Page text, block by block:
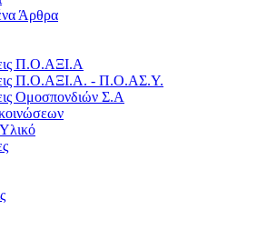
Άρθρα
Π.Ο.ΑΞΙ.Α
Π.Ο.ΑΞΙ.Α. - Π.Ο.ΑΣ.Υ.
Ομοσπονδιών Σ.Α